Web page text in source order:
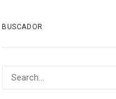
BUSCADOR